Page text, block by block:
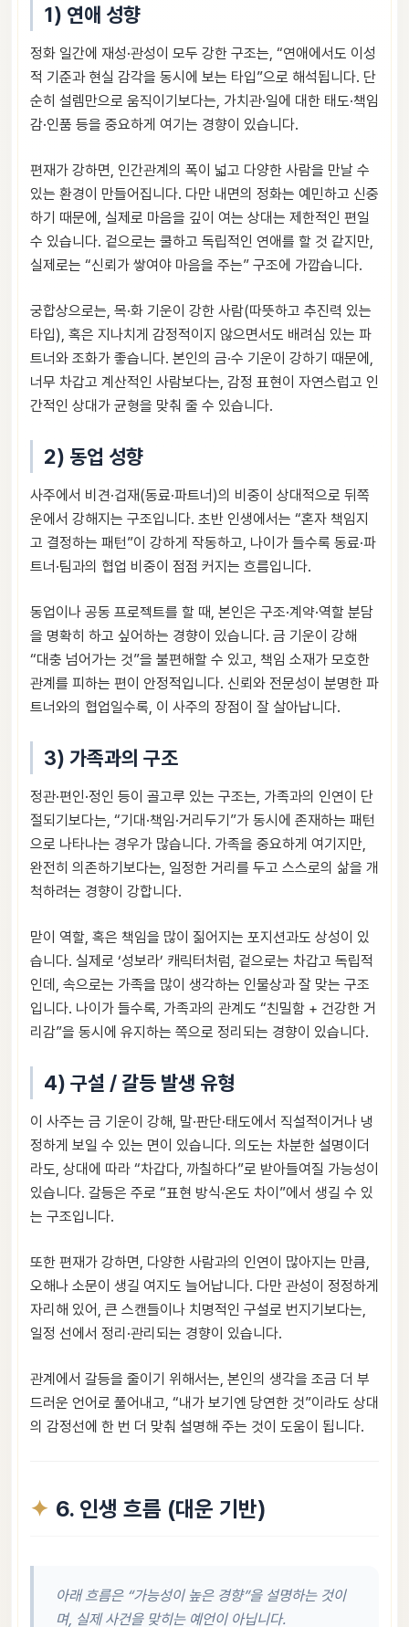
1) 연애 성향
정화 일간에 재성·관성이 모두 강한 구조는, “연애에서도 이성
적 기준과 현실 감각을 동시에 보는 타입”으로 해석됩니다. 단
순히 설렘만으로 움직이기보다는, 가치관·일에 대한 태도·책임
감·인품 등을 중요하게 여기는 경향이 있습니다.
편재가 강하면, 인간관계의 폭이 넓고 다양한 사람을 만날 수
있는 환경이 만들어집니다. 다만 내면의 정화는 예민하고 신중
하기 때문에, 실제로 마음을 깊이 여는 상대는 제한적인 편일
수 있습니다. 겉으로는 쿨하고 독립적인 연애를 할 것 같지만,
실제로는 “신뢰가 쌓여야 마음을 주는” 구조에 가깝습니다.
궁합상으로는, 목·화 기운이 강한 사람(따뜻하고 추진력 있는
타입), 혹은 지나치게 감정적이지 않으면서도 배려심 있는 파
트너와 조화가 좋습니다. 본인의 금·수 기운이 강하기 때문에,
너무 차갑고 계산적인 사람보다는, 감정 표현이 자연스럽고 인
간적인 상대가 균형을 맞춰 줄 수 있습니다.
2) 동업 성향
사주에서 비견·겁재(동료·파트너)의 비중이 상대적으로 뒤쪽
운에서 강해지는 구조입니다. 초반 인생에서는 “혼자 책임지
고 결정하는 패턴”이 강하게 작동하고, 나이가 들수록 동료·파
트너·팀과의 협업 비중이 점점 커지는 흐름입니다.
동업이나 공동 프로젝트를 할 때, 본인은 구조·계약·역할 분담
을 명확히 하고 싶어하는 경향이 있습니다. 금 기운이 강해
“대충 넘어가는 것”을 불편해할 수 있고, 책임 소재가 모호한
관계를 피하는 편이 안정적입니다. 신뢰와 전문성이 분명한 파
트너와의 협업일수록, 이 사주의 장점이 잘 살아납니다.
3) 가족과의 구조
정관·편인·정인 등이 골고루 있는 구조는, 가족과의 인연이 단
절되기보다는, “기대·책임·거리두기”가 동시에 존재하는 패턴
으로 나타나는 경우가 많습니다. 가족을 중요하게 여기지만,
완전히 의존하기보다는, 일정한 거리를 두고 스스로의 삶을 개
척하려는 경향이 강합니다.
맏이 역할, 혹은 책임을 많이 짊어지는 포지션과도 상성이 있
습니다. 실제로 ‘성보라’ 캐릭터처럼, 겉으로는 차갑고 독립적
인데, 속으로는 가족을 많이 생각하는 인물상과 잘 맞는 구조
입니다. 나이가 들수록, 가족과의 관계도 “친밀함 + 건강한 거
리감”을 동시에 유지하는 쪽으로 정리되는 경향이 있습니다.
4) 구설 / 갈등 발생 유형
이 사주는 금 기운이 강해, 말·판단·태도에서 직설적이거나 냉
정하게 보일 수 있는 면이 있습니다. 의도는 차분한 설명이더
라도, 상대에 따라 “차갑다, 까칠하다”로 받아들여질 가능성이
있습니다. 갈등은 주로 “표현 방식·온도 차이”에서 생길 수 있
는 구조입니다.
또한 편재가 강하면, 다양한 사람과의 인연이 많아지는 만큼,
오해나 소문이 생길 여지도 늘어납니다. 다만 관성이 정정하게
자리해 있어, 큰 스캔들이나 치명적인 구설로 번지기보다는,
일정 선에서 정리·관리되는 경향이 있습니다.
관계에서 갈등을 줄이기 위해서는, 본인의 생각을 조금 더 부
드러운 언어로 풀어내고, “내가 보기엔 당연한 것”이라도 상대
의 감정선에 한 번 더 맞춰 설명해 주는 것이 도움이 됩니다.
6. 인생 흐름 (대운 기반)
아래 흐름은 “가능성이 높은 경향”을 설명하는 것이
며, 실제 사건을 맞히는 예언이 아닙니다.